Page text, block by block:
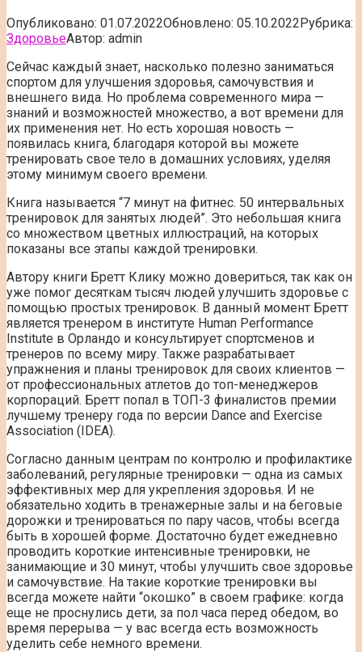
Опубликовано: 01.07.2022Обновлено: 05.10.2022Рубрика:
ЗдоровьеАвтор: admin
Сейчас каждый знает, насколько полезно заниматься
спортом для улучшения здоровья, самочувствия и
внешнего вида. Но проблема современного мира —
знаний и возможностей множество, а вот времени для
их применения нет. Но есть хорошая новость —
появилась книга, благодаря которой вы можете
тренировать свое тело в домашних условиях, уделяя
этому минимум своего времени.
Книга называется “7 минут на фитнес. 50 интервальных
тренировок для занятых людей”. Это небольшая книга
со множеством цветных иллюстраций, на которых
показаны все этапы каждой тренировки.
Автору книги Бретт Клику можно довериться, так как он
уже помог десяткам тысяч людей улучшить здоровье с
помощью простых тренировок. В данный момент Бретт
является тренером в институте Human Performance
Institute в Орландо и консультирует спортсменов и
тренеров по всему миру. Также разрабатывает
упражнения и планы тренировок для своих клиентов —
от профессиональных атлетов до топ-менеджеров
корпораций. Бретт попал в ТОП-3 финалистов премии
лучшему тренеру года по версии Dance and Exercise
Association (IDEA).
Согласно данным центрам по контролю и профилактике
заболеваний, регулярные тренировки — одна из самых
эффективных мер для укрепления здоровья. И не
обязательно ходить в тренажерные залы и на беговые
дорожки и тренироваться по пару часов, чтобы всегда
быть в хорошей форме. Достаточно будет ежедневно
проводить короткие интенсивные тренировки, не
занимающие и 30 минут, чтобы улучшить свое здоровье
и самочувствие. На такие короткие тренировки вы
всегда можете найти “окошко” в своем графике: когда
еще не проснулись дети, за пол часа перед обедом, во
время перерыва — у вас всегда есть возможность
уделить себе немного времени.